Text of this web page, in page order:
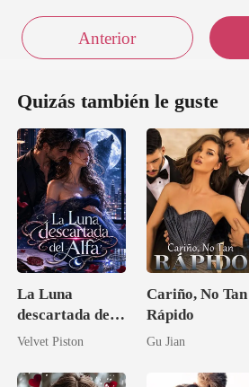
Anterior
Quizás también le guste
La Luna
descartada del
Alfa
Velvet Piston
Cariño, No Tan
Rápido
Gu Jian